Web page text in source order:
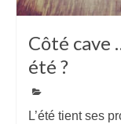
Côté cave
été ?
L’été tient ses